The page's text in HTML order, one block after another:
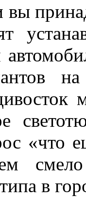
вы
«что
смело
в